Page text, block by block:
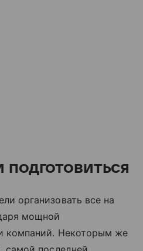
подготовиться
организовать все на
мощной
компаний. Некоторым же